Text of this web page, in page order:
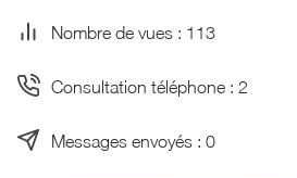
Nombre de vues : 113
Consultation téléphone : 2
Messages envoyés : 0